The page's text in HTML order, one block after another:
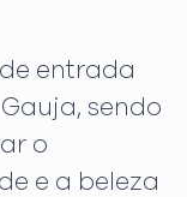
entrada
sendo
o
e a beleza